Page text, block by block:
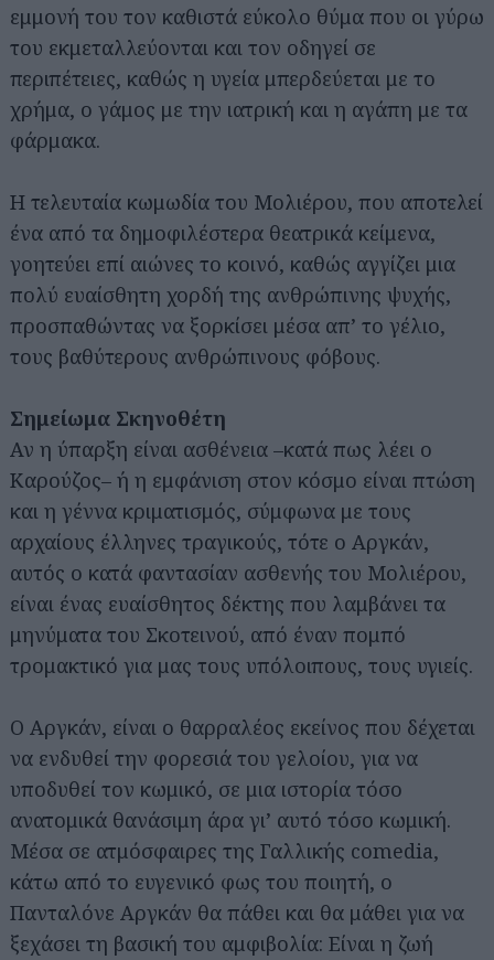
εμμονή του τον καθιστά εύκολο θύμα που οι γύρω
του εκμεταλλεύονται και τον οδηγεί σε
περιπέτειες, καθώς η υγεία μπερδεύεται με το
χρήμα, ο γάμος με την ιατρική και η αγάπη με τα
φάρμακα.
Η τελευταία κωμωδία του Μολιέρου, που αποτελεί
ένα από τα δημοφιλέστερα θεατρικά κείμενα,
γοητεύει επί αιώνες το κοινό, καθώς αγγίζει μια
πολύ ευαίσθητη χορδή της ανθρώπινης ψυχής,
προσπαθώντας να ξορκίσει μέσα απ’ το γέλιο,
τους βαθύτερους ανθρώπινους φόβους.
Σημείωμα Σκηνοθέτη
Αν η ύπαρξη είναι ασθένεια –κατά πως λέει ο
Καρούζος– ή η εμφάνιση στον κόσμο είναι πτώση
και η γέννα κριματισμός, σύμφωνα με τους
αρχαίους έλληνες τραγικούς, τότε ο Αργκάν,
αυτός ο κατά φαντασίαν ασθενής του Μολιέρου,
είναι ένας ευαίσθητος δέκτης που λαμβάνει τα
μηνύματα του Σκοτεινού, από έναν πομπό
τρομακτικό για μας τους υπόλοιπους, τους υγιείς.
Ο Αργκάν, είναι ο θαρραλέος εκείνος που δέχεται
να ενδυθεί την φορεσιά του γελοίου, για να
υποδυθεί τον κωμικό, σε μια ιστορία τόσο
ανατομικά θανάσιμη άρα γι’ αυτό τόσο κωμική.
Μέσα σε ατμόσφαιρες της Γαλλικής comedia,
κάτω από το ευγενικό φως του ποιητή, ο
Πανταλόνε Αργκάν θα πάθει και θα μάθει για να
ξεχάσει τη βασική του αμφιβολία: Είναι η ζωή